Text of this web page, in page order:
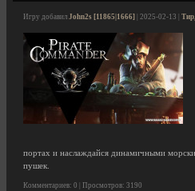
Игру добавил John2s [11865|1666] | 2025-02-13 |
портах и наслаждайся динамичными
пушек.
Комментариев: 0 | Просмотров: 3190